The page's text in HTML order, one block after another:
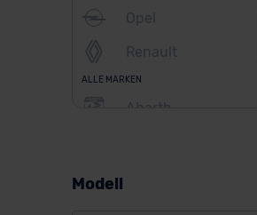
Opel
Renault
ALLE MARKEN
Abarth
Modell